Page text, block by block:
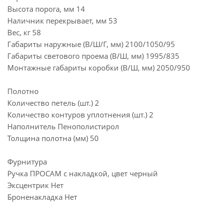
Высота порога, мм 14
Наличник перекрывает, мм 53
Вес, кг 58
Габариты наружные (В/Ш/Г, мм) 2100/1050/95
Габариты светового проема (В/Ш, мм) 1995/835
Монтажные габариты коробки (В/Ш, мм) 2050/950
Полотно
Количество петель (шт.) 2
Количество контуров уплотнения (шт.) 2
Наполнитель Пенополистирол
Толщина полотна (мм) 50
Фурнитура
Ручка ПРОСАМ с накладкой, цвет черный
Эксцентрик Нет
Броненакладка Нет